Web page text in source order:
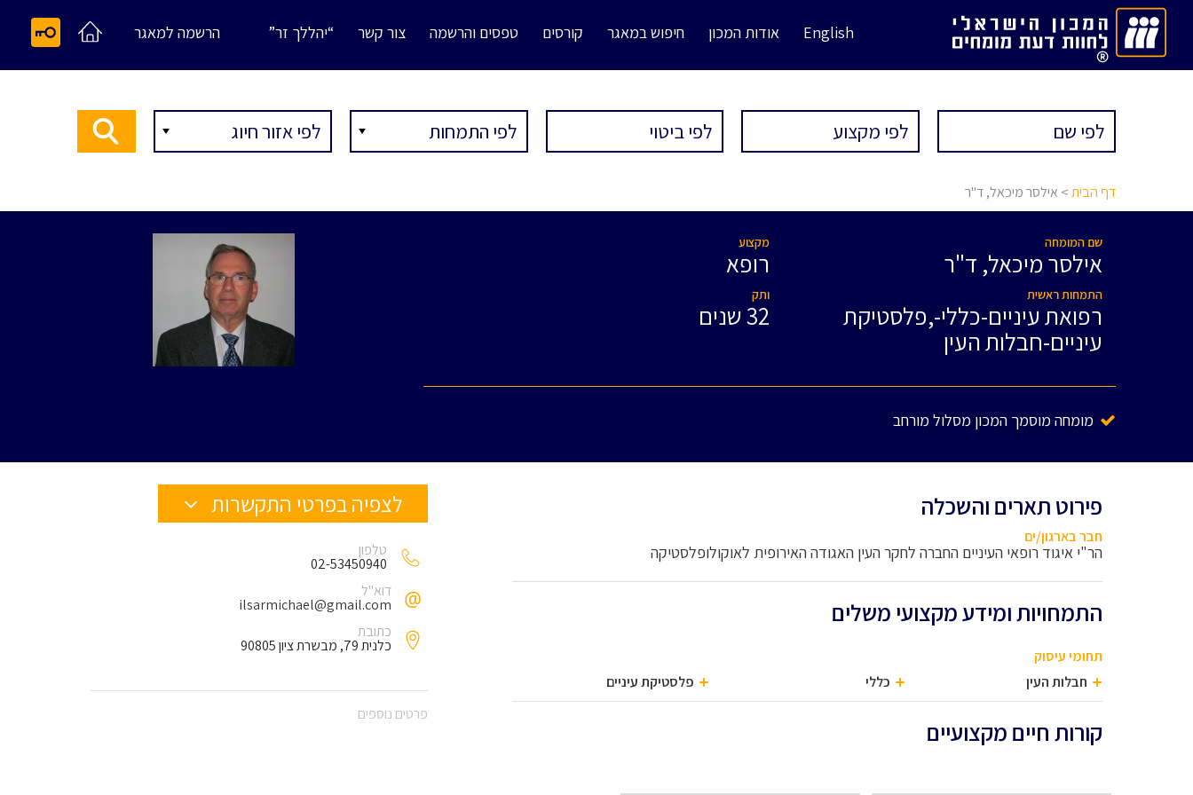
English אודות המכון חיפוש במאגר קורסים טפסים והרשמה צור קשר “יהללך זר” הרשמה למאגר
דף הבית> אילסר מיכאל, ד"ר
שם המומחה
אילסר מיכאל, ד"ר
התמחות ראשית
רפואת עיניים-כללי-,פלסטיקת
עיניים-חבלות העין
מקצוע
רופא
ותק
32 שנים
מומחה מוסמך המכון מסלול מורחב
פירוט תארים והשכלה
חבר בארגון/ים
הר"י איגוד רופאי העיניים החברה לחקר העין האגודה האירופית לאוקולופלסטיקה
התמחויות ומידע מקצועי משלים
תחומי עיסוק
חבלות העין
כללי פלסטיקת עיניים
קורות חיים מקצועיים
לצפיה בפרטי התקשרות
טלפון
02-53450940
דוא"ל
ilsarmichael@gmail.com
כתובת
כלנית 79, מבשרת ציון 90805
פרטים נוספים